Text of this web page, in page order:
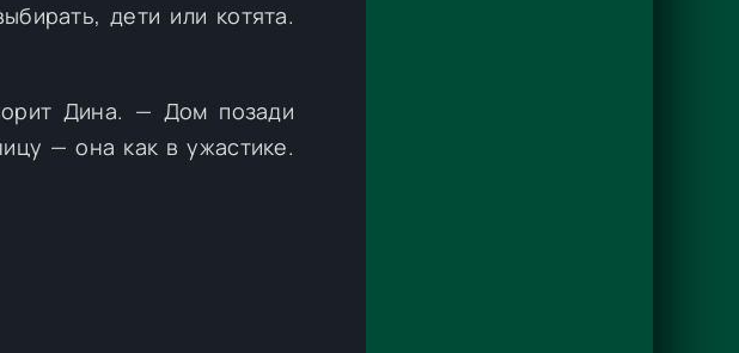
дети или котята.
Дина. — Дом позади
— она как в ужастике.